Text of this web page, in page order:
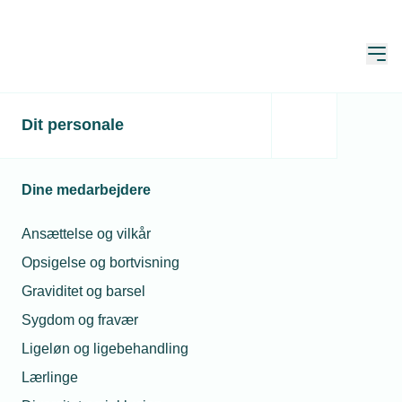
Dit personale
Dine medarbejdere
Ansættelse og vilkår
Opsigelse og bortvisning
Graviditet og barsel
Sygdom og fravær
Ligeløn og ligebehandling
Lærlinge
Vvs-montører ansat på
andre vilkår
Opdateret: 21. okt. 2021
På VVS-området er der mulighed for at
ansætte montører på
funktionærlignende vilkår på individuelt
niveau.